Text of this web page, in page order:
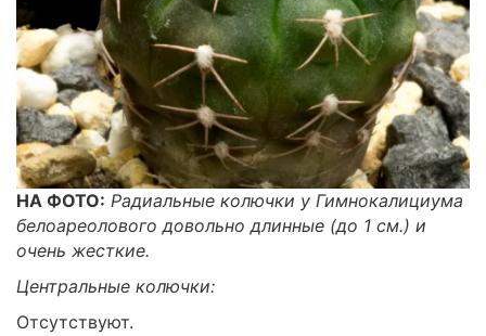
НА ФОТО: Радиальные колючки у Гимнокалициума
белоареолового довольно длинные (до 1 см.) и
очень жесткие.
Центральные колючки:
Отсутствуют.